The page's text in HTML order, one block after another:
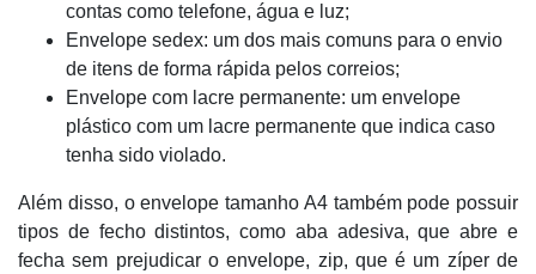
contas como telefone, água e luz;
Envelope sedex: um dos mais comuns para o envio
de itens de forma rápida pelos correios;
Envelope com lacre permanente: um envelope
plástico com um lacre permanente que indica caso
tenha sido violado.
Além disso, o envelope tamanho A4 também pode possuir
tipos de fecho distintos, como aba adesiva, que abre e
fecha sem prejudicar o envelope, zip, que é um zíper de